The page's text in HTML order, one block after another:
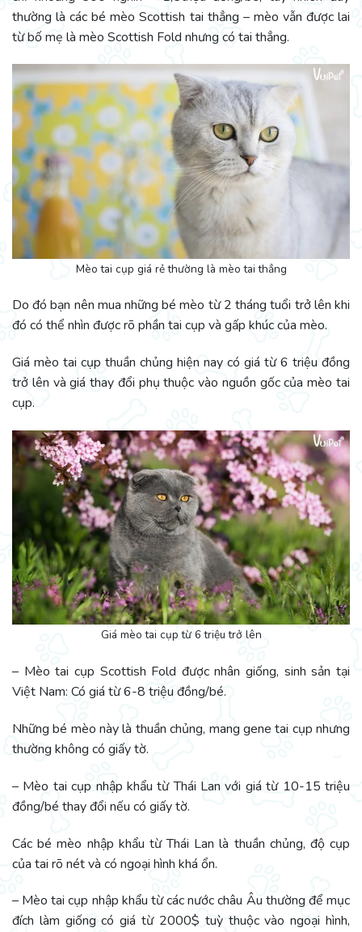
thường là các bé mèo Scottish tai thẳng – mèo vẫn được lai
từ bố mẹ là mèo Scottish Fold nhưng có tai thẳng.
Mèo tai cụp giá rẻ thường là mèo tai thẳng
Do đó bạn nên mua những bé mèo từ 2 tháng tuổi trở lên khi
đó có thể nhìn được rõ phần tai cụp và gấp khúc của mèo.
Giá mèo tai cụp thuần chủng hiện nay có giá từ 6 triệu đồng
trở lên và giá thay đổi phụ thuộc vào nguồn gốc của mèo tai
cụp.
Giá mèo tai cụp từ 6 triệu trở lên
– Mèo tai cụp Scottish Fold được nhân giống, sinh sản tại
Việt Nam: Có giá từ 6-8 triệu đồng/bé.
Những bé mèo này là thuần chủng, mang gene tai cụp nhưng
thường không có giấy tờ.
– Mèo tai cụp nhập khẩu từ Thái Lan với giá từ 10-15 triệu
đồng/bé thay đổi nếu có giấy tờ.
Các bé mèo nhập khẩu từ Thái Lan là thuần chủng, độ cụp
của tai rõ nét và có ngoại hình khá ổn.
– Mèo tai cụp nhập khẩu từ các nước châu Âu thường để mục
đích làm giống có giá từ 2000$ tuỳ thuộc vào ngoại hình,